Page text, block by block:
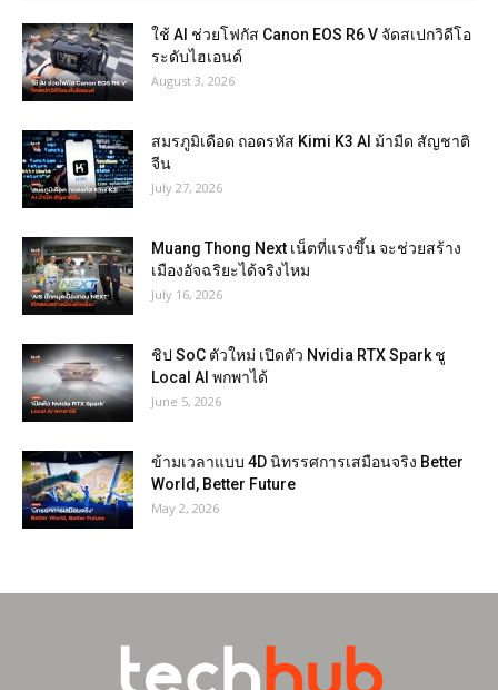
ใช้ AI ช่วยโฟกัส Canon EOS R6 V จัดสเปกวิดีโอ
ระดับไฮเอนด์
August 3, 2026
สมรภูมิเดือด ถอดรหัส Kimi K3 AI ม้ามืด สัญชาติ
จีน
July 27, 2026
Muang Thong Next เน็ตที่แรงขึ้น จะช่วยสร้าง
เมืองอัจฉริยะได้จริงไหม
July 16, 2026
ชิป SoC ตัวใหม่ เปิดตัว Nvidia RTX Spark ชู
Local AI พกพาได้
June 5, 2026
ข้ามเวลาแบบ 4D นิทรรศการเสมือนจริง Better
World, Better Future
May 2, 2026